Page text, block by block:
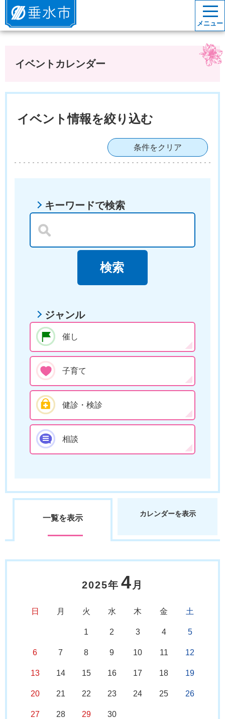
垂水市
メニュー
イベントカレンダー
イベント情報を絞り込む
条件をクリア
キーワードで検索
ジャンル
催し
子育て
健診・検診
相談
一覧を表示 カレンダーを表示
2025年 4 月
日 月 火 水 木 金 土
1 2 3 4 5
6 7 8 9 10 11 12
13 14 15 16 17 18 19
20 21 22 23 24 25 26
27 28 29 30